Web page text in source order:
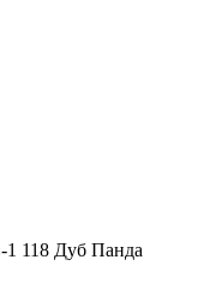
118 Дуб Панда